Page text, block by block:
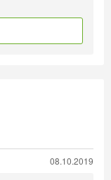
08.10.2019